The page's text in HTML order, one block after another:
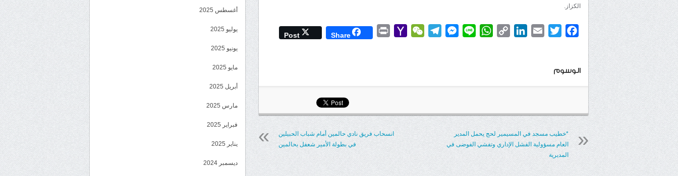
من
الكزاز.
Facebook
Twitter
Email
LinkedIn
Copy
WhatsApp
Line
Messenger
Telegram
WeChat
Yahoo
Print
Share
Post
الوسوم
انسحاب فريق نادي حالمين أمام شباب الحبيلين
في بطولة الأمير شعفل بحالمين
*خطيب مسجد في المسيمير لحج يحمل المدير
العام مسؤولية الفشل الإداري وتفشي الفوضى في
المديرية
أغسطس 2025
يوليو 2025
يونيو 2025
مايو 2025
أبريل 2025
مارس 2025
فبراير 2025
يناير 2025
ديسمبر 2024